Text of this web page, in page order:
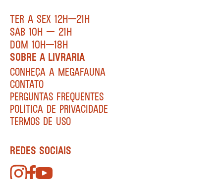
TER A SEX 12H—21H
SÁB 10H — 21H
DOM 10H—18H
SOBRE A LIVRARIA
CONHEÇA A MEGAFAUNA
CONTATO
PERGUNTAS FREQUENTES
POLÍTICA DE PRIVACIDADE
TERMOS DE USO
REDES SOCIAIS